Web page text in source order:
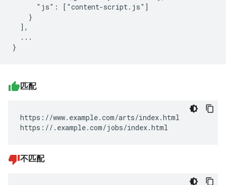
      "js": ["content-script.js"]
    }
  ],
  ...
匹配
https://www.example.com/arts/index.html
https://.example.com/jobs/index.html
不匹配